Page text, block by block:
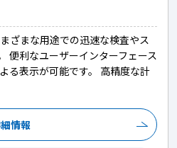
ざまな用途での迅速な検査やス
便利なユーザーインターフェース
る表示が可能です。 高精度な計
情報